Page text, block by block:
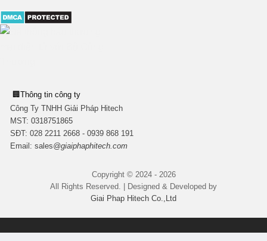
🏢 Thông tin công ty
Công Ty TNHH Giải Pháp Hitech
MST: 0318751865
SĐT: 028 2211 2668 - 0939 868 191
Email: sales@giaiphaphitech.com
Copyright © 2024 - 2026
All Rights Reserved. | Designed & Developed by
Giai Phap Hitech Co.,Ltd